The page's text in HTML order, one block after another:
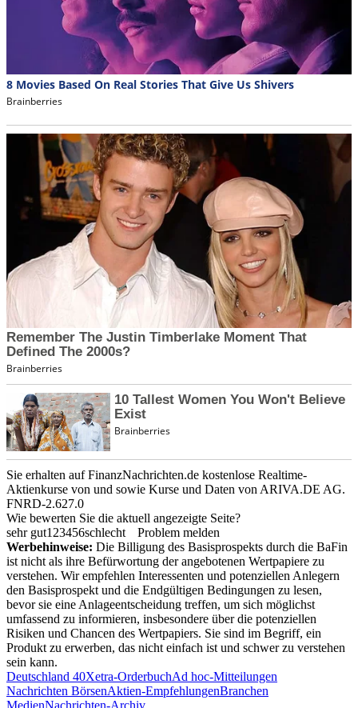
Sie erhalten auf FinanzNachrichten.de kostenlose Realtime-
Aktienkurse von und sowie Kurse und Daten von ARIVA.DE AG.
FNRD-2.627.0
Wie bewerten Sie die aktuell angezeigte Seite?
sehr gut1 23456schlecht
Problem melden
Werbehinweise: Die Billigung des Basisprospekts durch die BaFin
ist nicht als ihre Befürwortung der angebotenen Wertpapiere zu
verstehen. Wir empfehlen Interessenten und potenziellen Anlegern
den Basisprospekt und die Endgültigen Bedingungen zu lesen,
bevor sie eine Anlageentscheidung treffen, um sich möglichst
umfassend zu informieren, insbesondere über die potenziellen
Risiken und Chancen des Wertpapiers. Sie sind im Begriff, ein
Produkt zu erwerben, das nicht einfach ist und schwer zu verstehen
sein kann.
Deutschland 40Xetra-OrderbuchAd hoc-Mitteilungen
Nachrichten BörsenAktien-EmpfehlungenBranchen